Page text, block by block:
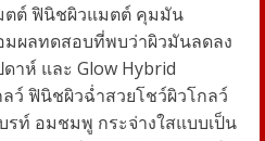
ตต์ ฟินิชผิวแมตต์ คุมมัน
มผลทดสอบที่พบว่าผิวมันลดลง
าห์ และ Glow Hybrid
ว์ ฟินิชผิวฉ่ำสวยโชว์ผิวโกลว์
รท์ อมชมพู กระจ่างใสแบบเป็น